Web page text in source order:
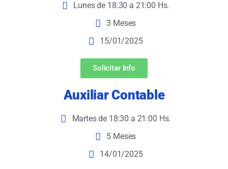
Lunes de 18:30 a 21:00 Hs.
3 Meses
15/01/2025
Solicitar Info
Auxiliar Contable
Martes de 18:30 a 21:00 Hs.
5 Meses
14/01/2025